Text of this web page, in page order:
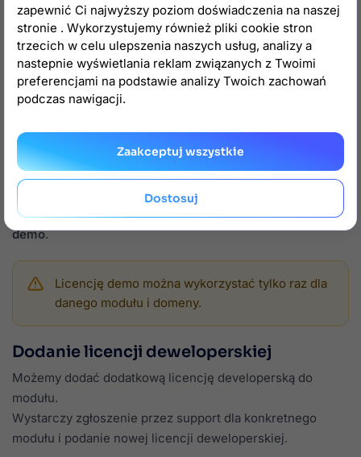
Moduły zabezpieczamy przezionCube Loader.
Jest to darmowe rozwiązanie dostępne na
większości serwerów hostingowych, które
umożliwialicencjonowaniemodułu oraz zapewnia
dodatkowebezpieczeństwo
Licencja demo
Wybrane moduły oferują14-dniową licencję testową
Integracja z Allegro dostępna jest w formie30-dniowego
demo.
Licencję demo można wykorzystać tylko raz dla
danego modułu i domeny.
Dodanie licencji deweloperskiej
Możemy dodać dodatkową licencję developerską do
modułu.
Wystarczy zgłoszenie przez support dla konkretnego
modułu i podanie nowej licencji deweloperskiej.
zapewnić Ci najwyższy poziom doświadczenia na naszej
stronie . Wykorzystujemy również pliki cookie stron
trzecich w celu ulepszenia naszych usług, analizy a
nastepnie wyświetlania reklam związanych z Twoimi
preferencjami na podstawie analizy Twoich zachowań
podczas nawigacji.
Dostosuj
Zaakceptuj wszystkie